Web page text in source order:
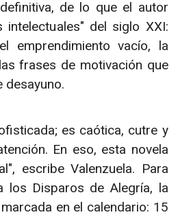
de lo que el autor
intelectuales" del siglo XXI:
emprendimiento vacío, la
frases de motivación que
desayuno.
es caótica, cutre y
En eso, esta novela
escribe Valenzuela. Para
los Disparos de Alegría, la
en el calendario: 15